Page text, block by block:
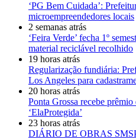
‘PG Bem Cuidada’:
microempreendedores locais
2 semanas atrás
‘Feira Verde’ fecha 1º
material reciclável recolhido
19 horas atrás
Regularização fundiária:
Los Angeles para
20 horas atrás
Ponta Grossa recebe
‘ElaProtegida’
23 horas atrás
DIÁRIO DE OBRAS